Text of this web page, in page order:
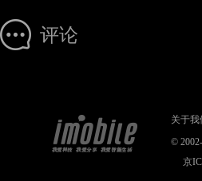
评论
关于我
©
京